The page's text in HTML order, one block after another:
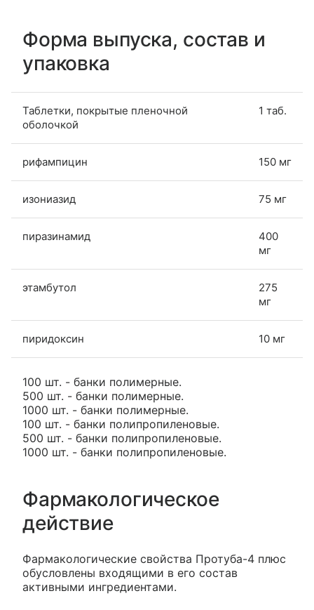
Форма выпуска, состав и
упаковка
Таблетки, покрытые пленочной
оболочкой
1 таб.
рифампицин 150 мг
изониазид 75 мг
пиразинамид
400
мг
этамбутол
275
мг
пиридоксин 10 мг
100 шт. - банки полимерные.
500 шт. - банки полимерные.
1000 шт. - банки полимерные.
100 шт. - банки полипропиленовые.
500 шт. - банки полипропиленовые.
1000 шт. - банки полипропиленовые.
Фармакологическое
действие
Фармакологические свойства Протуба-4 плюс
обусловлены входящими в его состав
активными ингредиентами.